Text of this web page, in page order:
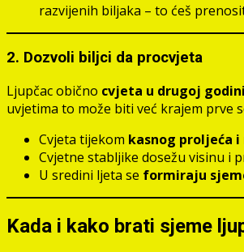
razvijenih biljaka – to ćeš
2. Dozvoli biljci da procvjeta
Ljupčac obično cvjeta u drugoj godini
uvjetima to može biti već krajem prve
Cvjeta tijekom kasnog proljeća
Cvjetne stabljike dosežu visinu i
U sredini ljeta se formiraju
Kada i kako brati sjeme